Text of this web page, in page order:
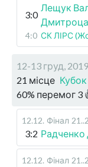
3:0
Лещук
Дмитроца
4:0 СК ЛІРС
12-13 груд, 2019
21 місце
60% перемог 3
12.12. Фінал
3:2 Радченко
12.12. Фінал